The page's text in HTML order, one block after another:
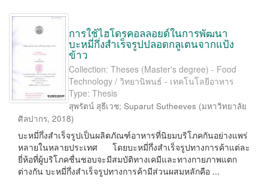
การใช้ไฮโดรคอลลอยด์ในการพัฒนา
บะหมี่กึ่งสำเร็จรูปปลอดกลูเตนจากแป้ง
ข้าว
Collection: Theses (Master's degree) - Food
Technology / วิทยานิพนธ์ - เทคโนโลยีอาหาร
Type: Thesis
สุพรัตน์ สุธีเวช; Suparut Sutheeves (มหาวิทยาลัย
ศิลปากร, 2018)
บะหมี่กึ่งสำเร็จรูปเป็นผลิตภัณฑ์อาหารที่นิยมบริโภคกันอย่างแพร่
หลายในหลายประเทศ โดยบะหมี่กึ่งสำเร็จรูปทางการค้าแต่ละ
ยี่ห้อที่ผู้บริโภคชื่นชอบจะมีสมบัติทางเคมีและทางกายภาพแตก
ต่างกัน บะหมี่กึ่งสำเร็จรูปทางการค้ามีส่วนผสมหลักคือ ...